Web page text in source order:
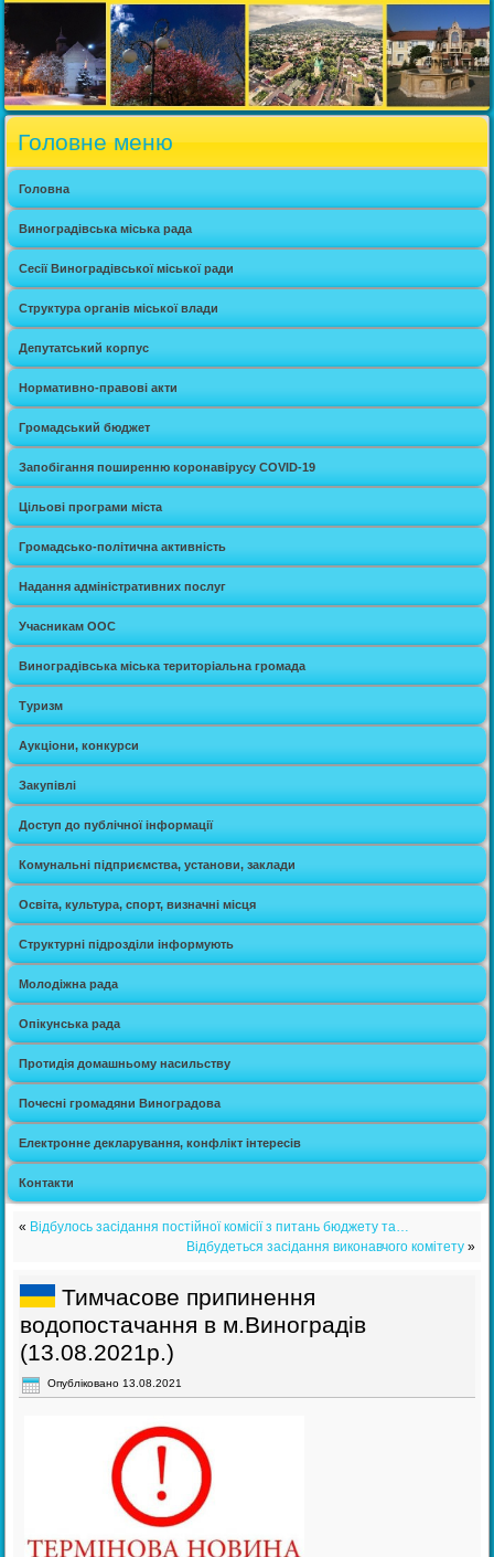
Головне меню
Головна
Виноградівська міська рада
Сесії Виноградівської міської ради
Структура органів міської влади
Депутатський корпус
Нормативно-правові акти
Громадський бюджет
Запобігання поширенню коронавірусу COVID-19
Цільові програми міста
Громадсько-політична активність
Надання адміністративних послуг
Учасникам ООС
Виноградівська міська територіальна громада
Туризм
Аукціони, конкурси
Закупівлі
Доступ до публічної інформації
Комунальні підприємства, установи, заклади
Освіта, культура, спорт, визначні місця
Структурні підрозділи інформують
Молодіжна рада
Опікунська рада
Протидія домашньому насильству
Почесні громадяни Виноградова
Електронне декларування, конфлікт інтересів
Контакти
« Відбулось засідання постійної комісії з питань бюджету та…
Відбудеться засідання виконавчого комітету»
Тимчасове припинення
водопостачання в м.Виноградів
(13.08.2021р.)
Опубліковано 13.08.2021